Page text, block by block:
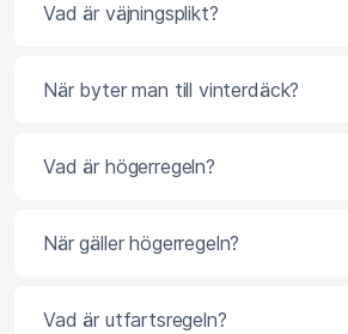
Vad är väjningsplikt?
När byter man till vinterdäck?
Vad är högerregeln?
När gäller högerregeln?
Vad är utfartsregeln?